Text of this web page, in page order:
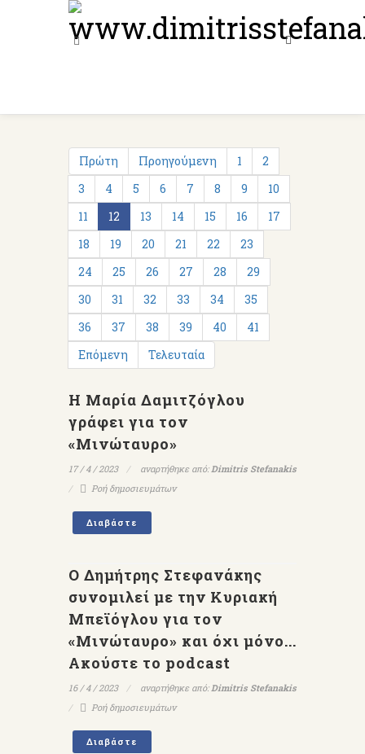
Πρώτη Προηγούμενη 1
2
3
4 5 6 7 8 9
10
11
12 13 14 15 16
17
18
19 20 21 22
23
24
25 26 27 28
29
30
31 32 33 34
35
36
37 38 39 40
41
Επόμενη
Τελευταία
Η Μαρία Δαμιτζόγλου
γράφει για τον
«Μινώταυρο»
17 / 4 / 2023 αναρτήθηκε από:Dimitris Stefanakis
Ροή δημοσιευμάτων
Διαβάστε
Ο Δημήτρης Στεφανάκης
συνομιλεί με την Κυριακή
Μπεϊόγλου για τον
«Μινώταυρο» και όχι μόνο...
Ακούστε το podcast
16 / 4 / 2023 αναρτήθηκε από:Dimitris Stefanakis
Ροή δημοσιευμάτων
Διαβάστε